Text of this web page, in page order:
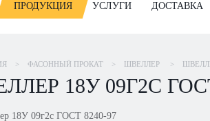
ПРОДУКЦИЯ УСЛУГИ ДОСТАВКА
> ФАСОННЫЙ ПРОКАТ > ШВЕЛЛЕР >
18У 09Г2С